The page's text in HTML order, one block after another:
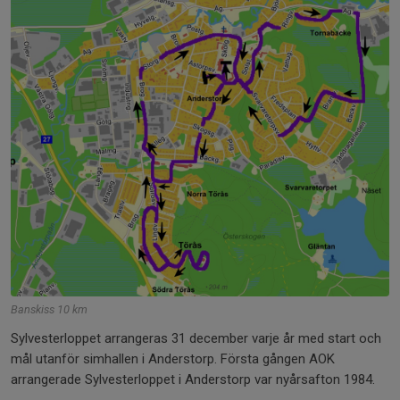
Banskiss 10 km
Sylvesterloppet arrangeras 31 december varje år med start och
mål utanför simhallen i Anderstorp. Första gången AOK
arrangerade Sylvesterloppet i Anderstorp var nyårsafton 1984.